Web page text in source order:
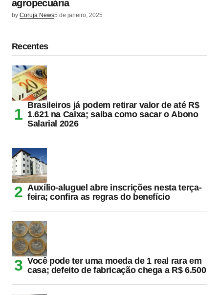
agropecuária
by Coruja News5 de janeiro, 2025
Recentes
Brasileiros já podem retirar valor de até R$
1.621 na Caixa; saiba como sacar o Abono
Salarial 2026
Auxílio-aluguel abre inscrições nesta terça-
feira; confira as regras do benefício
Você pode ter uma moeda de 1 real rara em
casa; defeito de fabricação chega a R$ 6.500